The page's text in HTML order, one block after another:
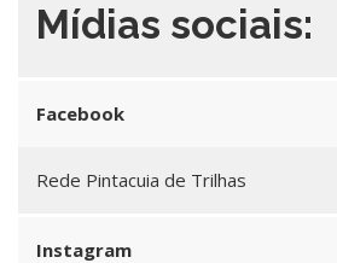
Mídias sociais:
Facebook
Rede Pintacuia de Trilhas
Instagram